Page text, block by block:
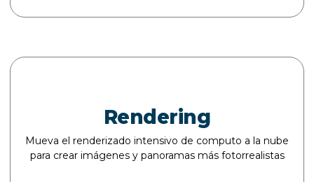
Rendering
Mueva el renderizado intensivo de computo a la nube
para crear imágenes y panoramas más fotorrealistas